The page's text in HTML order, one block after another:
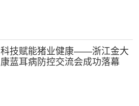
科技赋能猪业健康——浙江金大
康蓝耳病防控交流会成功落幕